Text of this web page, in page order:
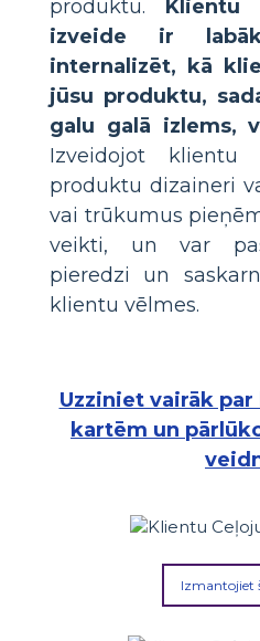
produktu. Klientu
izveide ir
internalizēt, kā
jūsu produktu,
galu galā izlems,
Izveidojot klientu
produktu dizaineri
vai trūkumus
veikti, un var
pieredzi un
klientu vēlmes.
Uzziniet vairāk
kartēm un
Izmantojiet